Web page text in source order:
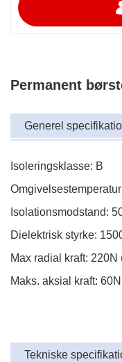
Permanent
Generel
Isoleringsklasse: B
Isolationsmodstand:
Dielektrisk styrke:
Max radial kraft:
Maks. aksial kraft: 60N
Tekniske